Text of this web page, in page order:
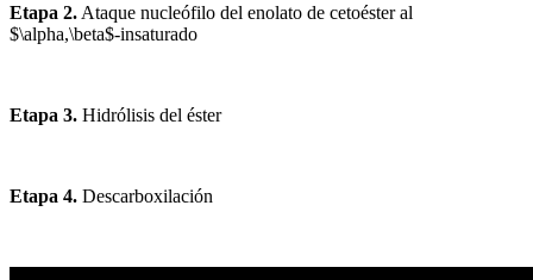
Etapa 2. Ataque nucleófilo del enolato de cetoéster al
$\alpha,\beta$-insaturado
Etapa 3. Hidrólisis del éster
Etapa 4. Descarboxilación